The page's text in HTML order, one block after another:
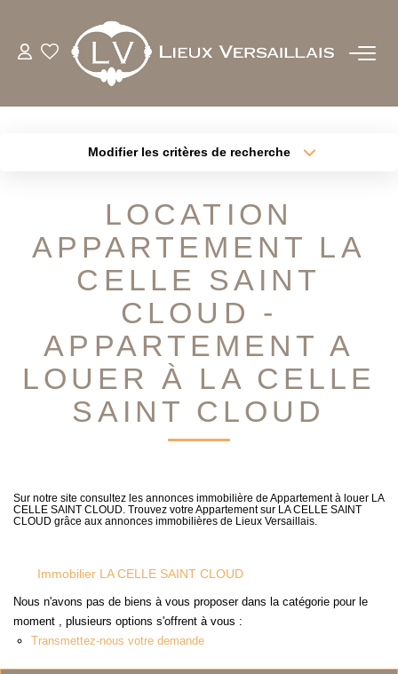
LOUER
BIENS VENDUS
NOTRE AGENCE
QUI SOMMES-NOUS
NOTRE EQUIPE
NOS TEMOIGNAGES
CONTACT
Modifier les critères de recherche
Sélectionnez...
Surface min
Budget max Plus de critères
Créer une alerte
LOCATION
APPARTEMENT LA
CELLE SAINT
CLOUD -
APPARTEMENT A
LOUER À LA CELLE
SAINT CLOUD
Sur notre site consultez les annonces immobilière de Appartement à louer LA
CELLE SAINT CLOUD. Trouvez votre Appartement sur LA CELLE SAINT
CLOUD grâce aux annonces immobilières de Lieux Versaillais.
Immobilier LA CELLE SAINT CLOUD
Nous n'avons pas de biens à vous proposer dans la catégorie pour le
moment , plusieurs options s'offrent à vous :
Transmettez-nous votre demande